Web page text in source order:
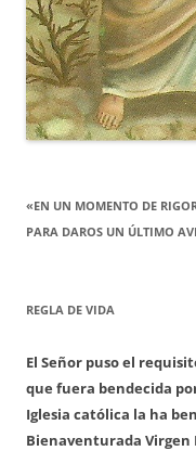
«EN UN MOMENTO DE
PARA DAROS UN ÚLTIMO
REGLA DE VIDA
El Señor puso el
que fuera bendecida
Iglesia católica la ha
Bienaventurada Virgen